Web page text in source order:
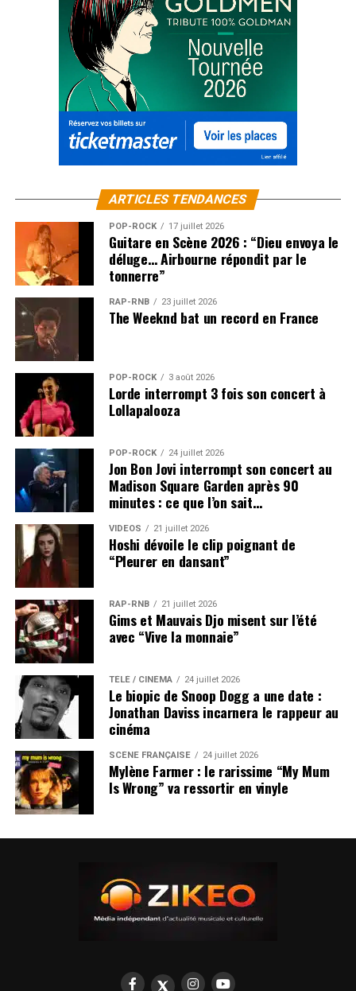
ARTICLES TENDANCES
POP-ROCK 17 juillet 2026
Guitare en Scène 2026 : “Dieu envoya le
déluge… Airbourne répondit par le
tonnerre”
RAP-RNB 23 juillet 2026
The Weeknd bat un record en France
POP-ROCK 3 août 2026
Lorde interrompt 3 fois son concert à
Lollapalooza
POP-ROCK 24 juillet 2026
Jon Bon Jovi interrompt son concert au
Madison Square Garden après 90
minutes : ce que l’on sait…
VIDEOS 21 juillet 2026
Hoshi dévoile le clip poignant de
“Pleurer en dansant”
RAP-RNB 21 juillet 2026
Gims et Mauvais Djo misent sur l’été
avec “Vive la monnaie”
TÉLÉ / CINÉMA 24 juillet 2026
Le biopic de Snoop Dogg a une date :
Jonathan Daviss incarnera le rappeur au
cinéma
SCÈNE FRANÇAISE 24 juillet 2026
Mylène Farmer : le rarissime “My Mum
Is Wrong” va ressortir en vinyle